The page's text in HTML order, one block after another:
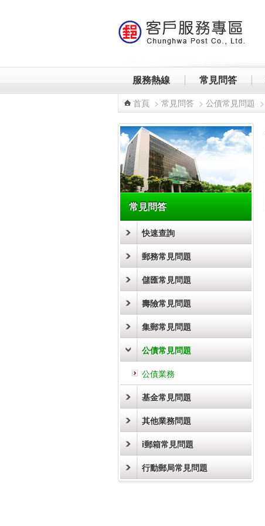
服務熱線 常見問答
首頁 > 常見問答 > 公債常見問題 >
常見問答
快速查詢
郵務常見問題
儲匯常見問題
壽險常見問題
集郵常見問題
公債常見問題
公債業務
基金常見問題
其他業務問題
i郵箱常見問題
行動郵局常見問題